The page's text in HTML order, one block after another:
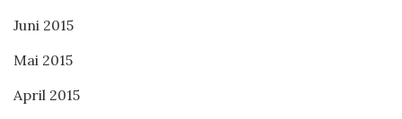
Juni 2015
Mai 2015
April 2015